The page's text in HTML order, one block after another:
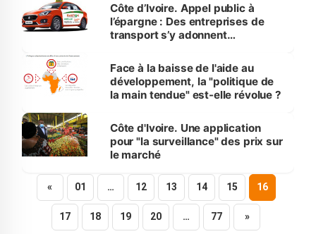
Côte d’Ivoire. Appel public à
l’épargne : Des entreprises de
transport s’y adonnent
Face à la baisse de l'aide au
développement, la "politique de
la main tendue" est-elle révolue ?
Côte d'Ivoire. Une application
pour "la surveillance" des prix sur
le marché
« 01 … 12 13 14 15 16
17 18 19 20 … 77 »